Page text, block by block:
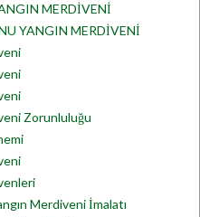
MERDİVENİ
YANGIN MERDİVENİ
Zorunluluğu
Merdiveni İmalatı